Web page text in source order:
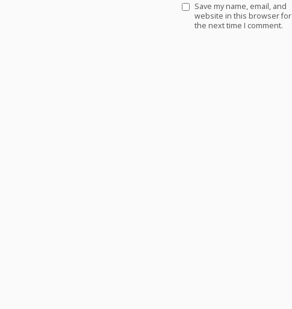
Save my name, email, and
website in this browser for
the next time I comment.